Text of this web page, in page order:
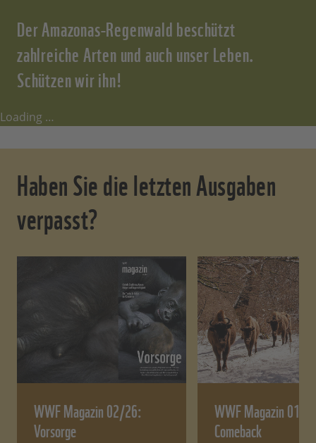
Der Amazonas-Regenwald beschützt
zahlreiche Arten und auch unser Leben.
Schützen wir ihn!
Loading …
Haben Sie die letzten Ausgaben
verpasst?
WWF Magazin 02/26:
Vorsorge
WWF Magazin 01/
Comeback